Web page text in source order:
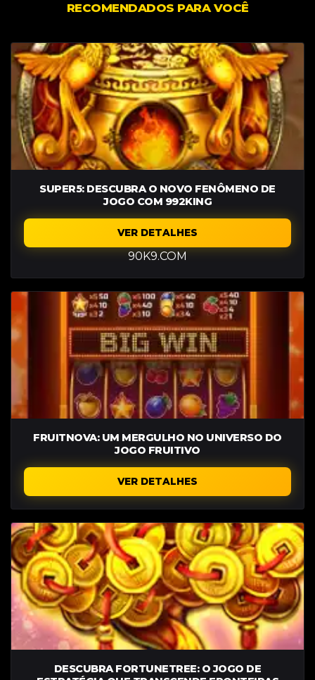
RECOMENDADOS PARA VOCÊ
SUPER5: DESCUBRA O NOVO FENÔMENO DE
JOGO COM 992KING
VER DETALHES
90K9.COM
FRUITNOVA: UM MERGULHO NO UNIVERSO DO
JOGO FRUITIVO
VER DETALHES
DESCUBRA FORTUNETREE: O JOGO DE